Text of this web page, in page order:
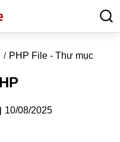
PHP File - Thư mục
10/08/2025